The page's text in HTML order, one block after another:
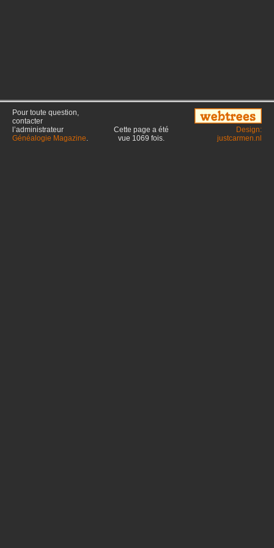
Pour toute question,
contacter
l’administrateur
Généalogie Magazine.
Cette page a été
vue 1069 fois.
Design:
justcarmen.nl